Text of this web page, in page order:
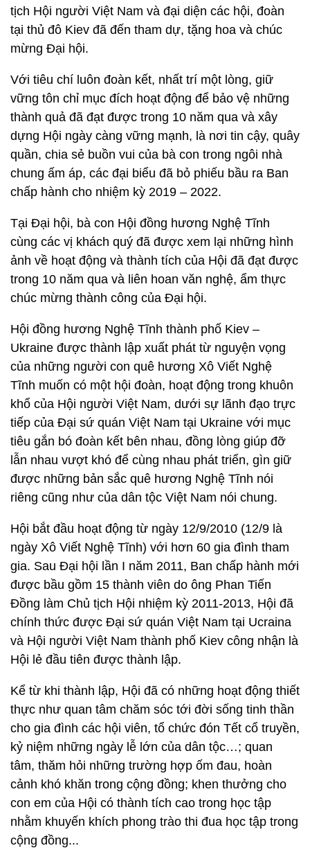
tịch Hội người Việt Nam và đại diện các hội, đoàn
tại thủ đô Kiev đã đến tham dự, tặng hoa và chúc
mừng Đại hội.
Với tiêu chí luôn đoàn kết, nhất trí một lòng, giữ
vững tôn chỉ mục đích hoạt động để bảo vệ những
thành quả đã đạt được trong 10 năm qua và xây
dựng Hội ngày càng vững mạnh, là nơi tin cậy, quây
quần, chia sẻ buồn vui của bà con trong ngôi nhà
chung ấm áp, các đại biểu đã bỏ phiếu bầu ra Ban
chấp hành cho nhiệm kỳ 2019 – 2022.
Tại Đại hội, bà con Hội đồng hương Nghệ Tĩnh
cùng các vị khách quý đã được xem lại những hình
ảnh về hoạt động và thành tích của Hội đã đạt được
trong 10 năm qua và liên hoan văn nghệ, ẩm thực
chúc mừng thành công của Đại hội.
Hội đồng hương Nghệ Tĩnh thành phố Kiev –
Ukraine được thành lập xuất phát từ nguyện vọng
của những người con quê hương Xô Viết Nghệ
Tĩnh muốn có một hội đoàn, hoạt động trong khuôn
khổ của Hội người Việt Nam, dưới sự lãnh đạo trực
tiếp của Đại sứ quán Việt Nam tại Ukraine với mục
tiêu gắn bó đoàn kết bên nhau, đồng lòng giúp đỡ
lẫn nhau vượt khó để cùng nhau phát triển, gìn giữ
được những bản sắc quê hương Nghệ Tĩnh nói
riêng cũng như của dân tộc Việt Nam nói chung.
Hội bắt đầu hoạt động từ ngày 12/9/2010 (12/9 là
ngày Xô Viết Nghệ Tĩnh) với hơn 60 gia đình tham
gia. Sau Đại hội lần I năm 2011, Ban chấp hành mới
được bầu gồm 15 thành viên do ông Phan Tiến
Đồng làm Chủ tịch Hội nhiệm kỳ 2011-2013, Hội đã
chính thức được Đại sứ quán Việt Nam tại Ucraina
và Hội người Việt Nam thành phố Kiev công nhận là
Hội lẻ đầu tiên được thành lập.
Kể từ khi thành lập, Hội đã có những hoạt động thiết
thực như quan tâm chăm sóc tới đời sống tinh thần
cho gia đình các hội viên, tổ chức đón Tết cổ truyền,
kỷ niệm những ngày lễ lớn của dân tộc…; quan
tâm, thăm hỏi những trường hợp ốm đau, hoàn
cảnh khó khăn trong cộng đồng; khen thưởng cho
con em của Hội có thành tích cao trong học tập
nhằm khuyến khích phong trào thi đua học tập trong
cộng đồng...